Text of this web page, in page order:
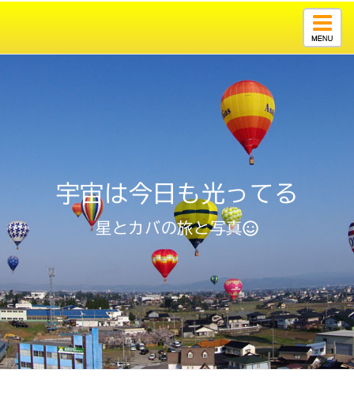
宇宙は今日も光ってる
星とカバの旅と写真